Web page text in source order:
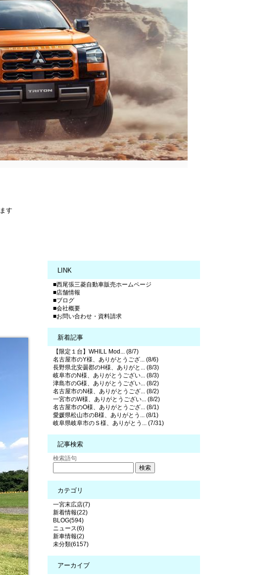
す
LINK
■西尾張三菱自動車販売ホームページ
■店舗情報
■ブログ
■会社概要
■お問い合わせ・資料請求
新着記事
【限定１台】WHILL Mod... (8/7)
名古屋市のY様、ありがとうござ... (8/6)
長野県北安曇郡のH様、ありがと... (8/3)
岐阜市のN様、ありがとうござい... (8/3)
津島市のG様、ありがとうござい... (8/2)
名古屋市のN様、ありがとうござ... (8/2)
一宮市のW様、ありがとうござい... (8/2)
名古屋市のO様、ありがとうござ... (8/1)
愛媛県松山市のB様、ありがとう... (8/1)
岐阜県岐阜市のＳ様、ありがとう... (7/31)
記事検索
検索語句
カテゴリ
一宮末広店(7)
新着情報(22)
BLOG(594)
ニュース(6)
新車情報(2)
未分類(6157)
アーカイブ